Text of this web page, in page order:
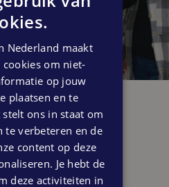
gezin vonden
Jorienke en
hun droomhuis,
mogelijk is.
Nederland maakt
om niet-
op jouw
plaatsen en te
ons in staat om
te verbeteren en de
content op deze
Je hebt de
deze activiteiten in